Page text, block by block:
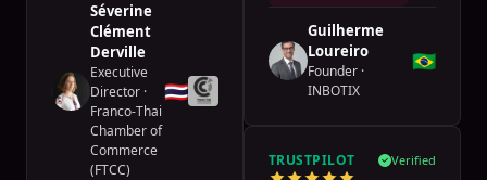
Séverine
Clément
Derville
Executive
Director ·
Franco-Thai
Chamber of
Commerce
(FTCC)
🇹🇭
Guilherme
Loureiro
Founder ·
INBOTIX
🇧🇷
TRUSTPILOT Verified